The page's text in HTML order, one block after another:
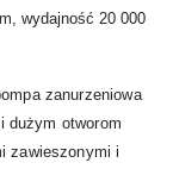
wydajność 20 000
zanurzeniowa
dużym otworom
zawieszonymi i